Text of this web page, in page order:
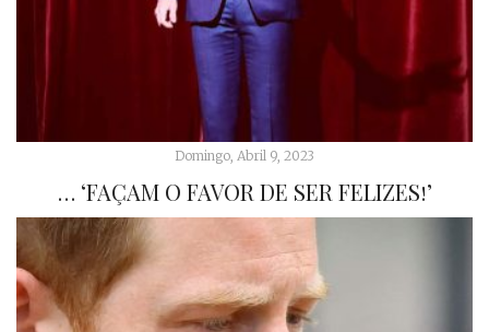
Domingo, Abril 9, 2023
… ‘FAÇAM O FAVOR DE SER FELIZES!’